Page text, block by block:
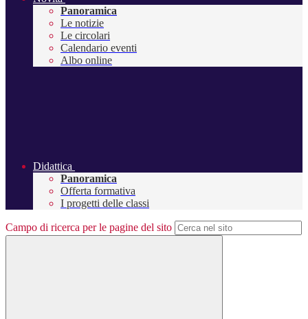
Panoramica
Le notizie
Le circolari
Calendario eventi
Albo online
Didattica
Panoramica
Offerta formativa
I progetti delle classi
Campo di ricerca per le pagine del sito